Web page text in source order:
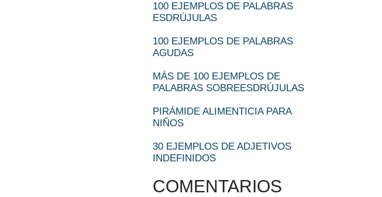
100 EJEMPLOS DE PALABRAS
ESDRÚJULAS
100 EJEMPLOS DE PALABRAS
AGUDAS
MÁS DE 100 EJEMPLOS DE
PALABRAS SOBREESDRÚJULAS
PIRÁMIDE ALIMENTICIA PARA
NIÑOS
30 EJEMPLOS DE ADJETIVOS
INDEFINIDOS
COMENTARIOS